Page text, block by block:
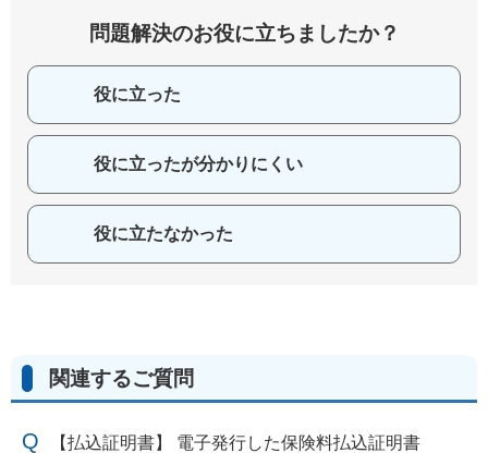
問題解決のお役に立ちましたか？
役に立った
役に立ったが分かりにくい
役に立たなかった
関連するご質問
【払込証明書】 電子発行した保険料払込証明書